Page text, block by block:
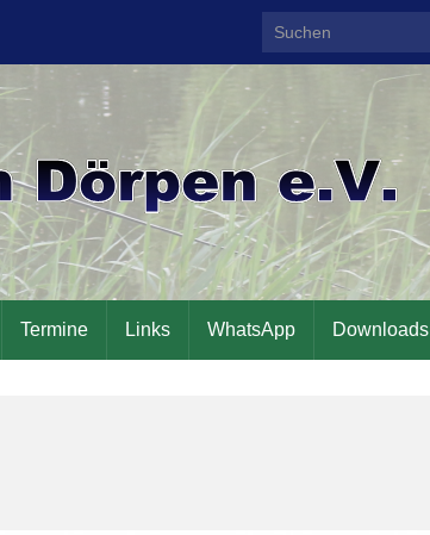
Search for:
Termine Links WhatsApp Downloads